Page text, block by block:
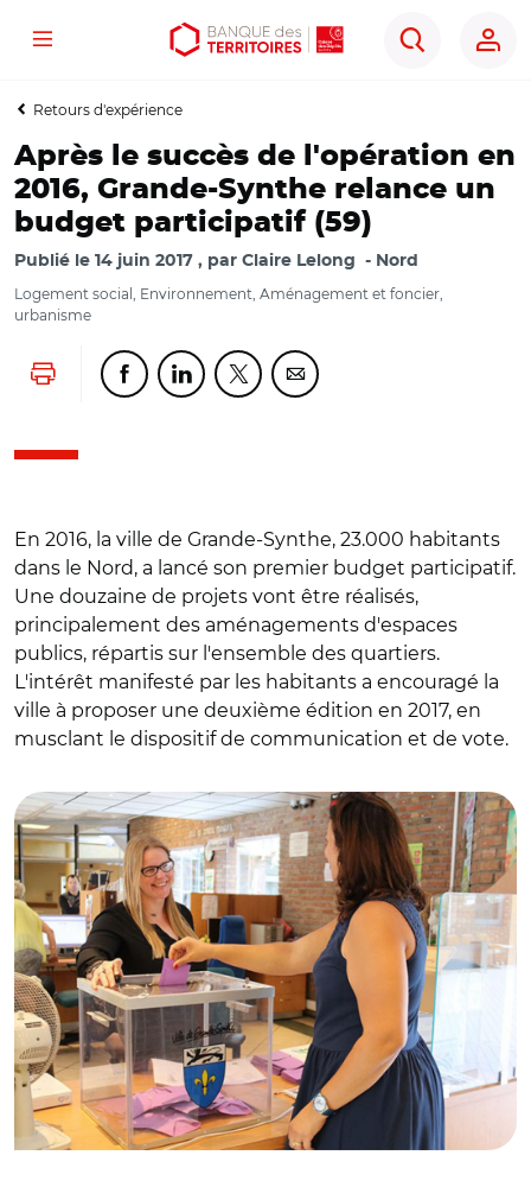
Aller
contenu
Aller
menu
Ouvrir
outils
Menu
Rechercher
Retours d'expérience
Après le succès de l'opération en
2016, Grande-Synthe relance un
budget participatif (59)
Publié le 14 juin 2017 par Claire Lelong Nord
Logement social, Environnement, Aménagement et foncier,
urbanisme
Lancer l'impressionPartager cette page sur Facebook
Partager cette page sur Linkedin
Partager cette page sur Twitter
Partager cette page sur
En 2016, la ville de Grande-Synthe, 23.000 habitants
dans le Nord, a lancé son premier budget participatif.
Une douzaine de projets vont être réalisés,
principalement des aménagements d'espaces
publics, répartis sur l'ensemble des quartiers.
L'intérêt manifesté par les habitants a encouragé la
ville à proposer une deuxième édition en 2017, en
musclant le dispositif de communication et de vote.